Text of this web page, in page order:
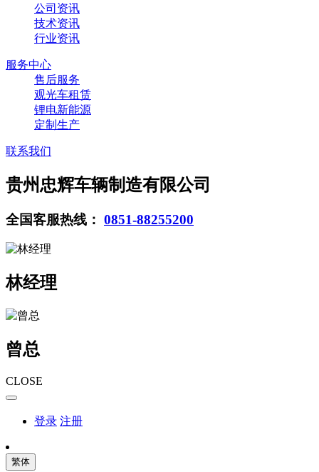
公司资讯
技术资讯
行业资讯
服务中心
售后服务
观光车租赁
锂电新能源
定制生产
联系我们
贵州忠辉车辆制造有限公司
全国客服热线： 0851-88255200
林经理
曾总
CLOSE
登录 注册
繁体